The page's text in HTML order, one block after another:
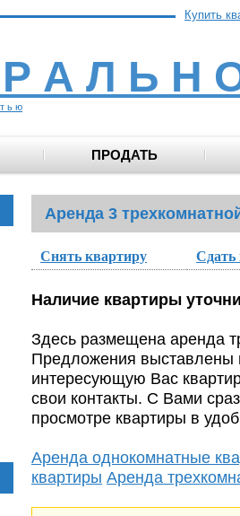
Купить
А Л Ь Н
ь ю
ПРОДАТЬ
Аренда 3
Снять квартиру Сдать
Наличие квартиры
Здесь размещена аренда
Предложения выставлены
интересующую Вас
свои контакты. С Вами
просмотре квартиры в
Аренда однокомнатные
квартиры Аренда